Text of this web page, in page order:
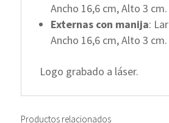
Ancho 16,6 cm, Alto 3 cm.
Externas con manija:
Ancho 16,6 cm, Alto 3 cm.
Logo grabado a láser.
Productos relacionados